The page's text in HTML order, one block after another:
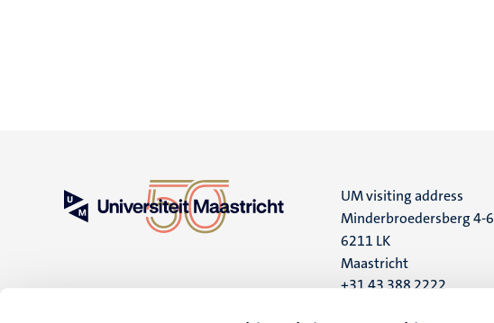
UM visiting address
Minderbroedersberg 4-6
6211 LK
Maastricht
+31 43 388 2222